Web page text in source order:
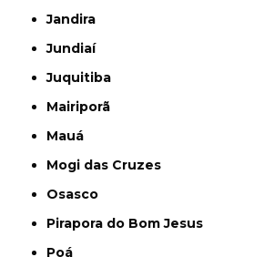
Jandira
Jundiaí
Juquitiba
Mairiporã
Mauá
Mogi das Cruzes
Osasco
Pirapora do Bom Jesus
Poá